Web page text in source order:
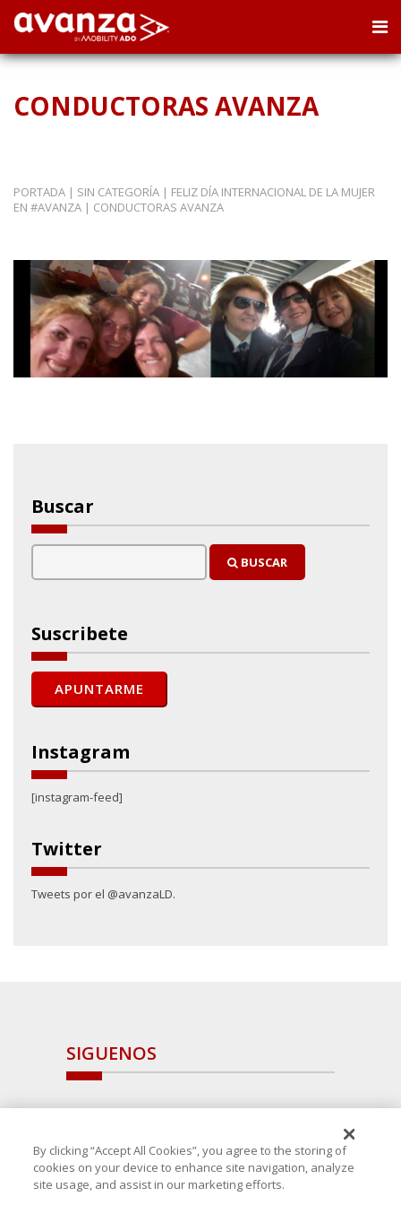
CONDUCTORAS AVANZA
PORTADA | SIN CATEGORÍA | FELIZ DÍA INTERNACIONAL DE LA MUJER
EN #AVANZA | CONDUCTORAS AVANZA
Buscar
BUSCAR
Suscribete
Instagram
[instagram-feed]
Twitter
Tweets por el @avanzaLD.
SIGUENOS
By clicking “Accept All Cookies”, you agree to the storing of
cookies on your device to enhance site navigation, analyze
site usage, and assist in our marketing efforts.